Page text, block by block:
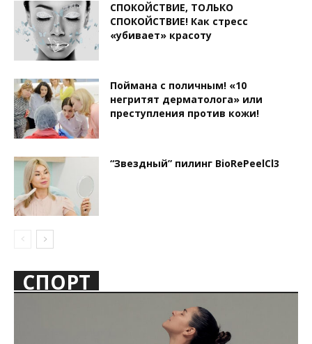
СПОКОЙСТВИЕ, ТОЛЬКО
СПОКОЙСТВИЕ! Как стресс
«убивает» красоту
Поймана с поличным! «10
негритят дерматолога» или
преступления против кожи!
“Звездный” пилинг BioRePeelCl3
СПОРТ